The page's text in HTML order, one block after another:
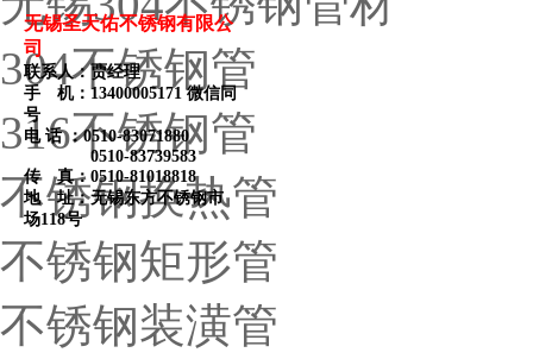
304不锈钢管
316不锈钢管
不锈钢换热管
不锈钢矩形管
不锈钢装潢管
无锡圣天佑不锈钢有限公
司
联系人：贾经理
手 机：13400005171 微信同
号
电 话 ：0510-83071880
0510-83739583
传 真：0510-81018818
地 址：无锡东方不锈钢市
场118号